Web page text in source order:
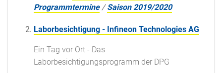
Programmtermine /Saison 2019/2020
Laborbesichtigung - Infineon Technologies AG
Ein Tag vor Ort - Das
Laborbesichtigungsprogramm der DPG